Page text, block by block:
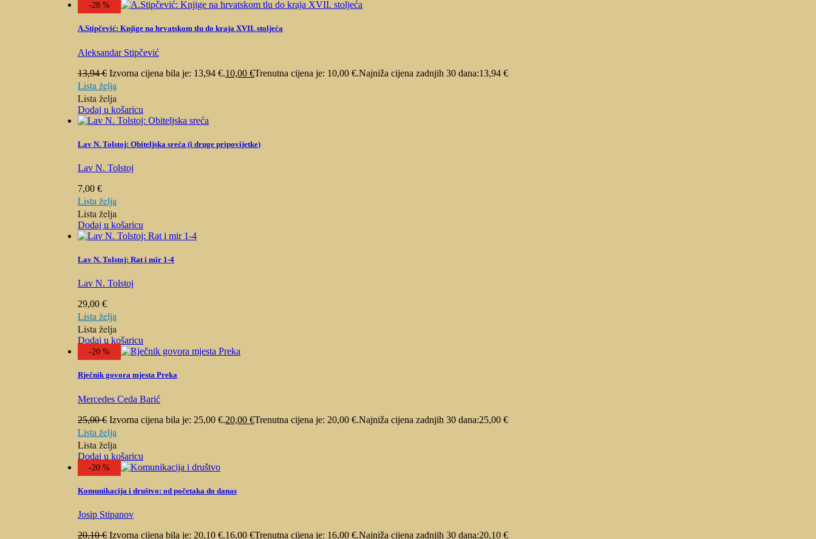
-28 %
A.Stipčević: Knjige na hrvatskom tlu do kraja XVII. stoljeća
Aleksandar Stipčević
13,94€ Izvorna cijena bila je: 13,94 €.10,00 €Trenutna cijena je: 10,00 €.Najniža cijena zadnjih 30 dana:13,94 €
Lista želja
Lista želja
Dodaj u košaricu
Lav N. Tolstoj: Obiteljska sreća (i druge pripovijetke)
Lav N. Tolstoj
7,00 €
Lista želja
Lista želja
Dodaj u košaricu
Lav N. Tolstoj: Rat i mir 1-4
Lav N. Tolstoj
29,00 €
Lista želja
Lista želja
Dodaj u košaricu
-20 %
Rječnik govora mjesta Preka
Mercedes Ceda Barić
25,00€ Izvorna cijena bila je: 25,00 €.20,00 €Trenutna cijena je: 20,00 €.Najniža cijena zadnjih 30 dana:25,00 €
Lista želja
Lista želja
Dodaj u košaricu
-20 %
Komunikacija i društvo: od početaka do danas
Josip Stipanov
20,10€ Izvorna cijena bila je: 20,10 €.16,00 €Trenutna cijena je: 16,00 €.Najniža cijena zadnjih 30 dana:20,10 €